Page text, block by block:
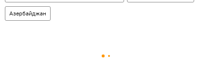
Азербайджан